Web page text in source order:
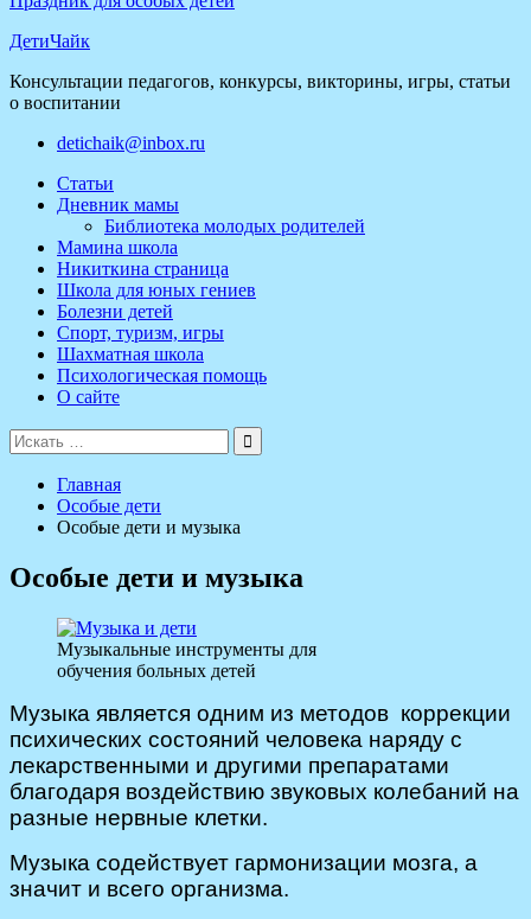
ДетиЧайк
Консультации педагогов, конкурсы, викторины, игры, статьи
о воспитании
detichaik@inbox.ru
Статьи
Дневник мамы
Библиотека молодых родителей
Мамина школа
Никиткина страница
Школа для юных гениев
Болезни детей
Спорт, туризм, игры
Шахматная школа
Психологическая помощь
О сайте
Поиск
для:
Главная
Особые дети
Особые дети и музыка
Особые дети и музыка
Музыкальные инструменты для
обучения больных детей
Музыка является одним из методов коррекции
психических состояний человека наряду с
лекарственными и другими препаратами
благодаря воздействию звуковых колебаний на
разные нервные клетки.
Музыка содействует гармонизации мозга, а
значит и всего организма.